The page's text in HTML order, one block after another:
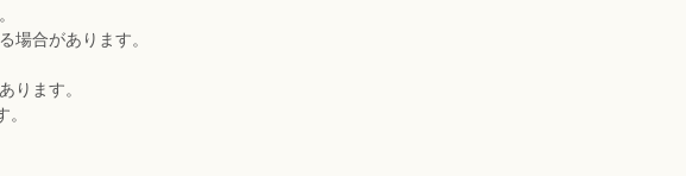
場合があります。
ります。